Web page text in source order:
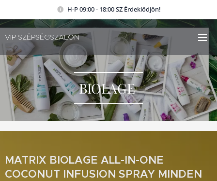
H-P 09:00 - 18:00 SZ Érdeklődjön!
VIP SZÉPSÉGSZALON
BIOLAGE
MATRIX BIOLAGE ALL-IN-ONE
COCONUT INFUSION SPRAY MINDEN